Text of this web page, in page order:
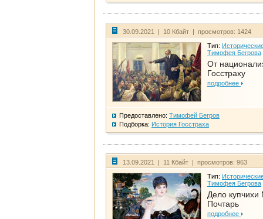
30.09.2021 | 10 Кбайт | просмотров: 1424
Тип:
Тимофея Бегрова
От
Госстраху
подробнее
Предоставлено: Тимофей Бегров
Подборка: История Госстраха
13.09.2021 | 11 Кбайт | просмотров: 963
Тип:
Тимофея Бегрова
Дело
Почтарь
подробнее